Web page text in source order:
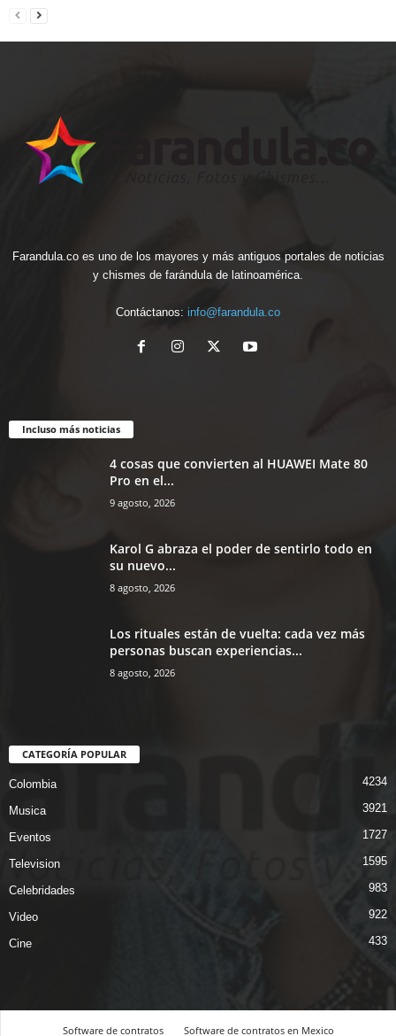
Farandula.co es uno de los mayores y más antiguos portales de noticias
y chismes de farándula de latinoamérica.
Contáctanos: info@farandula.co
Incluso más noticias
4 cosas que convierten al HUAWEI Mate 80
Pro en el...
9 agosto, 2026
Karol G abraza el poder de sentirlo todo en
su nuevo...
8 agosto, 2026
Los rituales están de vuelta: cada vez más
personas buscan experiencias...
8 agosto, 2026
CATEGORÍA POPULAR
Colombia 4234
Musica 3921
Eventos 1727
Television 1595
Celebridades 983
Video 922
Cine 433
Software de contratos Software de contratos en Mexico